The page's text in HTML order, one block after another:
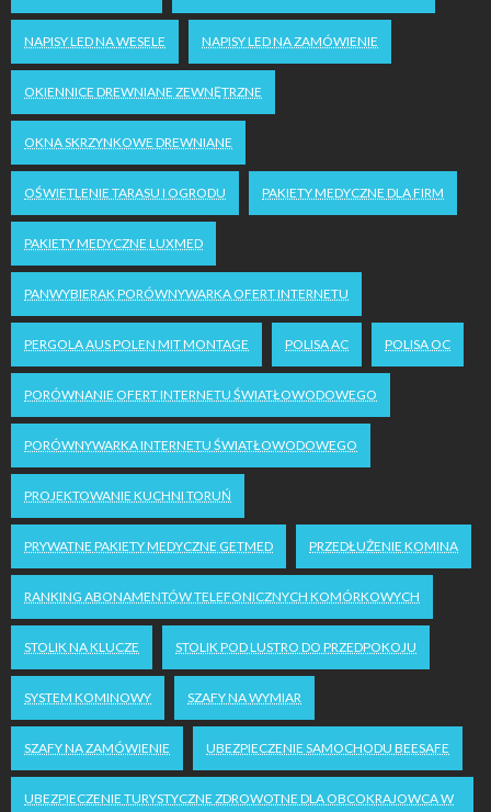
NAPISY LED NA WESELE NAPISY LED NA ZAMÓWIENIE
OKIENNICE DREWNIANE ZEWNĘTRZNE
OKNA SKRZYNKOWE DREWNIANE
OŚWIETLENIE TARASU I OGRODU PAKIETY MEDYCZNE DLA FIRM
PAKIETY MEDYCZNE LUXMED
PANWYBIERAK PORÓWNYWARKA OFERT INTERNETU
PERGOLA AUS POLEN MIT MONTAGE POLISA AC POLISA OC
PORÓWNANIE OFERT INTERNETU ŚWIATŁOWODOWEGO
PORÓWNYWARKA INTERNETU ŚWIATŁOWODOWEGO
PROJEKTOWANIE KUCHNI TORUŃ
PRYWATNE PAKIETY MEDYCZNE GETMED PRZEDŁUŻENIE KOMINA
RANKING ABONAMENTÓW TELEFONICZNYCH KOMÓRKOWYCH
STOLIK NA KLUCZE STOLIK POD LUSTRO DO PRZEDPOKOJU
SYSTEM KOMINOWY SZAFY NA WYMIAR
SZAFY NA ZAMÓWIENIE UBEZPIECZENIE SAMOCHODU BEESAFE
UBEZPIECZENIE TURYSTYCZNE ZDROWOTNE DLA OBCOKRAJOWCA W